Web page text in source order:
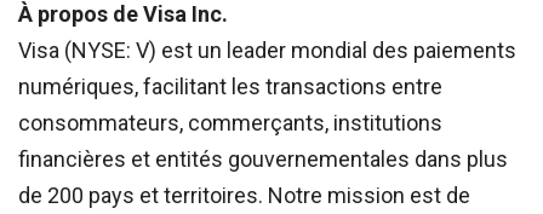
À propos de Visa Inc.
Visa (NYSE: V) est un leader mondial des paiements
numériques, facilitant les transactions entre
consommateurs, commerçants, institutions
financières et entités gouvernementales dans plus
de 200 pays et territoires. Notre mission est de